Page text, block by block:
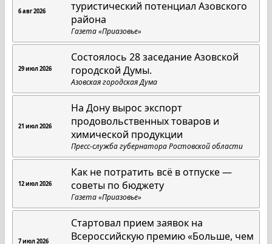
6 авг 2026
туристический потенциал Азовского
района
Газета «Приазовье»
29 июл 2026
Состоялось 28 заседание Азовской
городской Думы.
Азовская городская Дума
21 июл 2026
На Дону вырос экспорт
продовольственных товаров и
химической продукции
Пресс-служба губернатора Ростовской области
12 июл 2026
Как не потратить всё в отпуске —
советы по бюджету
Газета «Приазовье»
7 июл 2026
Стартовал прием заявок на
Всероссийскую премию «Больше, чем